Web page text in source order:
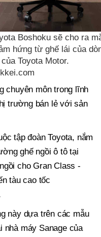
Boshoku sẽ cho ra
hứng từ ghế lái của
Toyota Motor.
chuyên môn trong lĩnh
trường bán lẻ với sản
tập đoàn Toyota, nắm
ghế ngồi ô tô tại
cho Gran Class -
tàu cao tốc
này dựa trên các mẫu
nhà máy Sanage của